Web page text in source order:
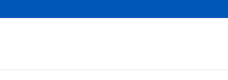
工事事例 会社概要